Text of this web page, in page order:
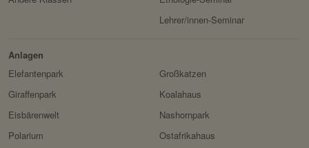
com/datenschutz/
Lehrer/innen-Seminar
Anlagen
Elefantenpark
Giraffenpark
Eisbärenwelt
Polarium
Großkatzen
Koalahaus
Nashornpark
Ostafrikahaus